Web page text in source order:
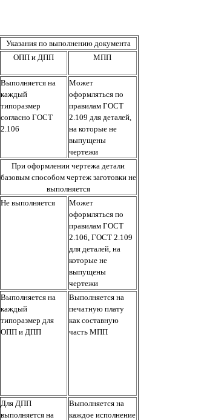
Указания по выполнению документа
ОПП и ДПП МПП
Выполняется на
каждый
типоразмер
согласно ГОСТ
2.106
Может
оформляться по
правилам ГОСТ
2.109 для деталей,
на которые не
выпущены
чертежи
При оформлении чертежа детали
базовым способом чертеж заготовки не
выполняется
Не выполняется
Может
оформляться по
правилам ГОСТ
2.106, ГОСТ 2.109
для деталей, на
которые не
выпущены
чертежи
Выполняется на
каждый
типоразмер для
ОПП и ДПП
Выполняется на
печатную плату
как составную
часть МПП
Для ДПП
выполняется на
Выполняется на
каждое исполнение